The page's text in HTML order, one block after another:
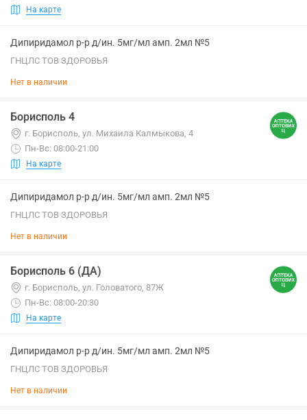
На карте
Дипиридамол р-р д/ин. 5мг/мл амп. 2мл №5
ГНЦЛС ТОВ ЗДОРОВЬЯ
Нет в наличии
Борисполь 4
г. Борисполь, ул. Михаила Калмыкова, 4
Пн-Вс: 08:00-21:00
На карте
Дипиридамол р-р д/ин. 5мг/мл амп. 2мл №5
ГНЦЛС ТОВ ЗДОРОВЬЯ
Нет в наличии
Борисполь 6 (ДА)
г. Борисполь, ул. Головатого, 87Ж
Пн-Вс: 08:00-20:30
На карте
Дипиридамол р-р д/ин. 5мг/мл амп. 2мл №5
ГНЦЛС ТОВ ЗДОРОВЬЯ
Нет в наличии